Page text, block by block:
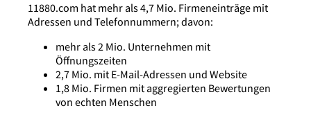
11880.com hat mehr als 4,7 Mio. Firmeneinträge mit
Adressen und Telefonnummern; davon:
mehr als 2 Mio. Unternehmen mit
Öffnungszeiten
2,7 Mio. mit E-Mail-Adressen und Website
1,8 Mio. Firmen mit aggregierten Bewertungen
von echten Menschen